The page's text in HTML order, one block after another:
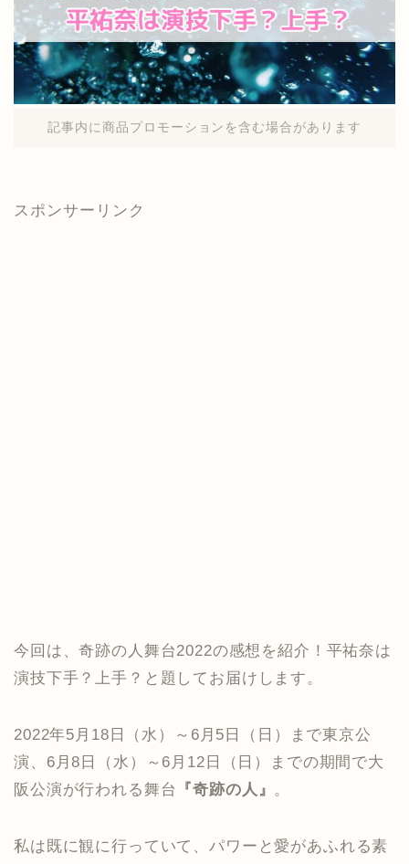
記事内に商品プロモーションを含む場合があります
スポンサーリンク
今回は、奇跡の人舞台2022の感想を紹介！平祐奈は
演技下手？上手？と題してお届けします。
2022年5月18日（水）～6月5日（日）まで東京公
演、6月8日（水）～6月12日（日）までの期間で大
阪公演が行われる舞台
『奇跡の人』 。
私は既に観に行っていて、パワーと愛があふれる素